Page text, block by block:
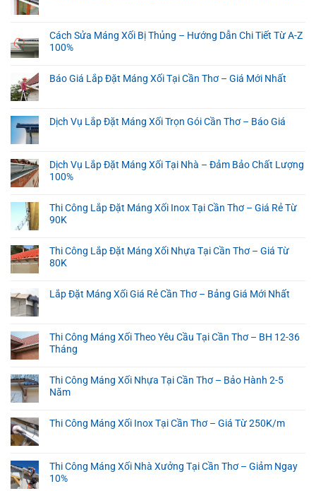
Cách Sửa Máng Xối Bị Thủng – Hướng Dẫn Chi Tiết Từ A-Z
100%
Báo Giá Lắp Đặt Máng Xối Tại Cần Thơ – Giá Mới Nhất
Dịch Vụ Lắp Đặt Máng Xối Trọn Gói Cần Thơ – Báo Giá
Dịch Vụ Lắp Đặt Máng Xối Tại Nhà – Đảm Bảo Chất Lượng
100%
Thi Công Lắp Đặt Máng Xối Inox Tại Cần Thơ – Giá Rẻ Từ
90K
Thi Công Lắp Đặt Máng Xối Nhựa Tại Cần Thơ – Giá Từ
80K
Lắp Đặt Máng Xối Giá Rẻ Cần Thơ – Bảng Giá Mới Nhất
Thi Công Máng Xối Theo Yêu Cầu Tại Cần Thơ – BH 12-36
Tháng
Thi Công Máng Xối Nhựa Tại Cần Thơ – Bảo Hành 2-5
Năm
Thi Công Máng Xối Inox Tại Cần Thơ – Giá Từ 250K/m
Thi Công Máng Xối Nhà Xưởng Tại Cần Thơ – Giảm Ngay
10%